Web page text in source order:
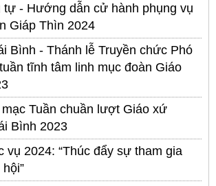
tự - Hướng dẫn cử hành phụng vụ
Giáp Thìn 2024
Bình - Thánh lễ Truyền chức Phó
tĩnh tâm linh mục đoàn Giáo
Tuần chuần lượt Giáo xứ
Bình 2023
vụ 2024: “Thúc đẩy sự tham gia